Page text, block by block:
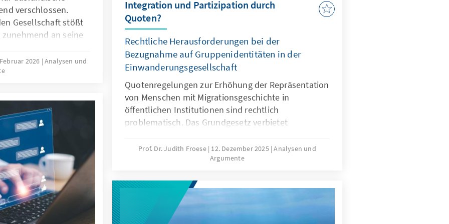
verschlossen.
Gesellschaft stößt
an seine
Zeit erfordern
könnte mit
2026 Analysen und
Integration und Partizipation durch
Quoten?
Rechtliche Herausforderungen bei der
Bezugnahme auf Gruppenidentitäten in der
Einwanderungsgesellschaft
Quotenregelungen zur Erhöhung der Repräsentation
von Menschen mit Migrationsgeschichte in
öffentlichen Institutionen sind rechtlich
problematisch. Das Grundgesetz verbietet
zugunsten von Menschen mit Migrationsgeschichte
fehlt eine verfassungsrechtliche Grundlage. Das
eingewanderte Menschen sind nur zu Beginn
sinnvoll. Später besteht die herausfordernde
Aufgabe der Abgrenzung der Gruppe.
Prof. Dr. Judith Froese 12. Dezember 2025 Analysen und
Argumente